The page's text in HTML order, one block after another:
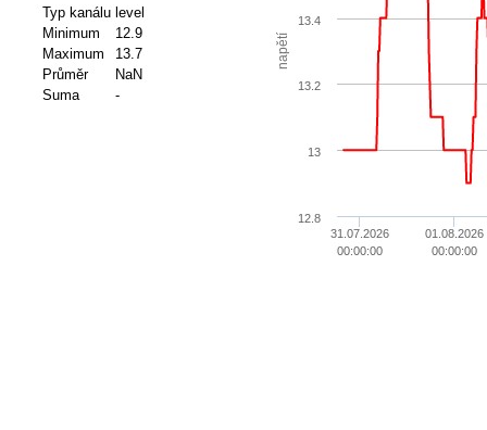
Typ kanálu level
Minimum
12.9
Maximum
13.7
Průměr
NaN
Suma
-
napětí
31.07.2026
00:00:00
01.08.2026
00:00:00
12.8
13
13.2
13.4